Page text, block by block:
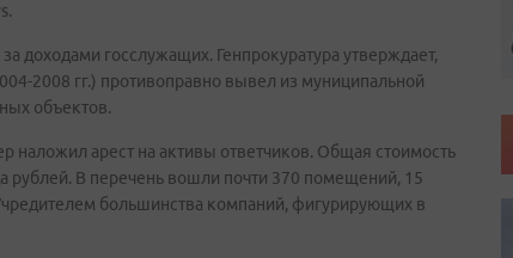
доходами госслужащих. Генпрокуратура утверждает,
2008 гг.) противоправно вывел из муниципальной
объектов.
наложил арест на активы ответчиков. Общая стоимость
рублей. В перечень вошли почти 370 помещений, 15
большинства компаний, фигурирующих в